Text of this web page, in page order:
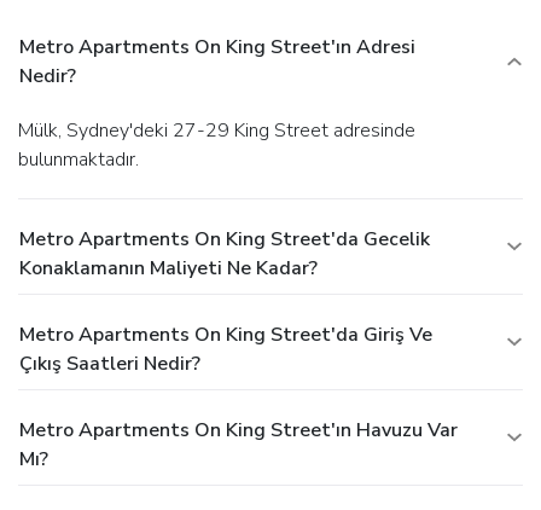
Metro Apartments On King Street'ın Adresi
Nedir?
Mülk, Sydney'deki 27-29 King Street adresinde
bulunmaktadır.
Metro Apartments On King Street'da Gecelik
Konaklamanın Maliyeti Ne Kadar?
Metro Apartments On King Street'da Giriş Ve
Çıkış Saatleri Nedir?
Metro Apartments On King Street'ın Havuzu Var
Mı?